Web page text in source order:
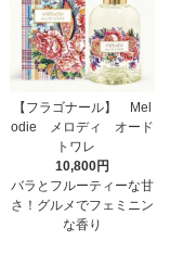
【フラゴナール】 Mel
odie メロディ オード
トワレ
10,800円
バラとフルーティーな甘
さ！グルメでフェミニン
な香り